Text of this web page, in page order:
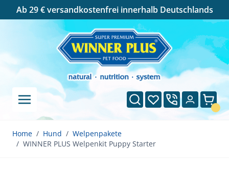
Ab 29 € versandkostenfrei innerhalb Deutschlands
Direkt zum Inhalt
SucheWunschliste
Home / Hund / Welpenpakete
/ WINNER PLUS Welpenkit Puppy Starter
Cookie-Einstellungen